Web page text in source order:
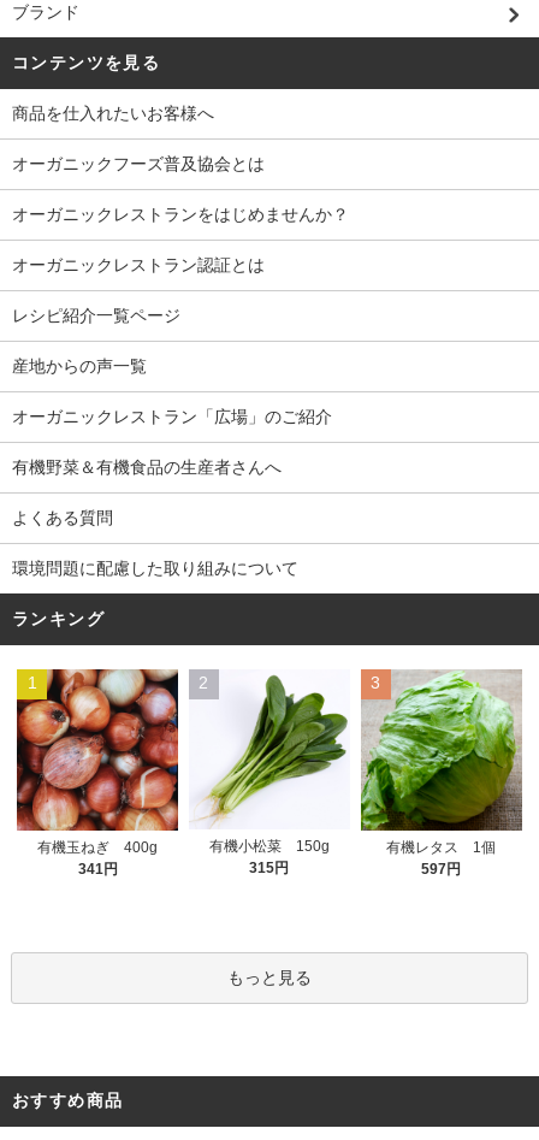
ブランド
コンテンツを見る
商品を仕入れたいお客様へ
オーガニックフーズ普及協会とは
オーガニックレストランをはじめませんか？
オーガニックレストラン認証とは
レシピ紹介一覧ページ
産地からの声一覧
オーガニックレストラン「広場」のご紹介
有機野菜＆有機食品の生産者さんへ
よくある質問
環境問題に配慮した取り組みについて
ランキング
1
有機玉ねぎ 400g
341円
2
有機小松菜 150g
315円
3
有機レタス 1個
597円
もっと見る
おすすめ商品